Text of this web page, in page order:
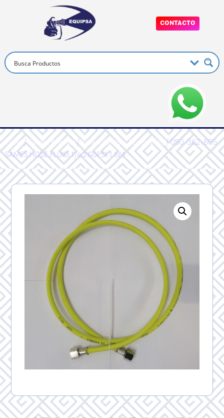
CONTACTO
Inicio/Sames Kremlin/Refacciones y Accesorios/ 050-362-605
SAMES HOSE,FLUID,1/4,260PSI,1.6M